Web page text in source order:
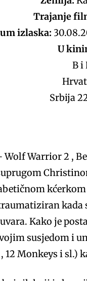
Trajanje
izlaska:
U
B i
Srbija
Wolf Warrior 2 ,
kada
Kako je
susjedom i
12 Monkeys i sl.)